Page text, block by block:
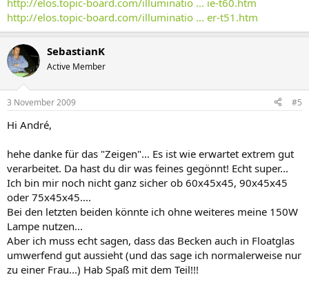
http://elos.topic-board.com/illuminatio ... ie-t60.htm
http://elos.topic-board.com/illuminatio ... er-t51.htm
SebastianK
Active Member
3 November 2009 #5
Hi André,
hehe danke für das "Zeigen"... Es ist wie erwartet extrem gut
verarbeitet. Da hast du dir was feines gegönnt! Echt super...
Ich bin mir noch nicht ganz sicher ob 60x45x45, 90x45x45
oder 75x45x45....
Bei den letzten beiden könnte ich ohne weiteres meine 150W
Lampe nutzen...
Aber ich muss echt sagen, dass das Becken auch in Floatglas
umwerfend gut aussieht (und das sage ich normalerweise nur
zu einer Frau...) Hab Spaß mit dem Teil!!!